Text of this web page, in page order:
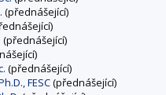
(přednášející)
(přednášející)
(přednášející)
FESC(přednášející)